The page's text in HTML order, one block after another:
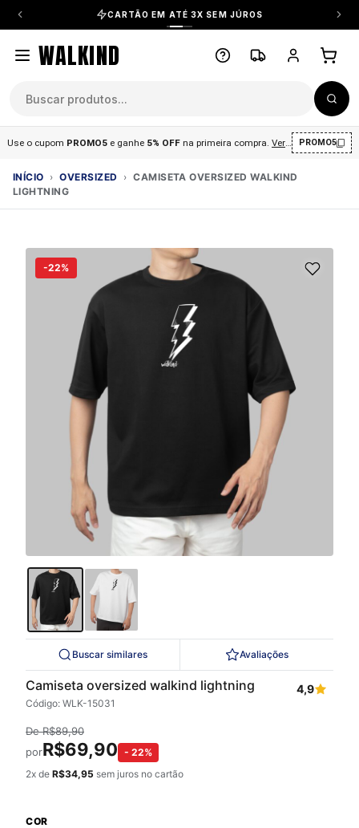
CARTÃO EM ATÉ 3X SEM JÚROS
WALKIND
Use o cupom PROMO5 e ganhe 5% OFF na primeira compra Ver condições .
PROMO5
INÍCIO › OVERSIZED › CAMISETA OVERSIZED WALKIND
LIGHTNING
-22%
Buscar similares Avaliações
Camiseta oversized walkind lightning
Código: WLK-15031
4,9
DeR$89,90
porR$69,90 - 22%
2x de R$34,95 sem juros no cartão
COR